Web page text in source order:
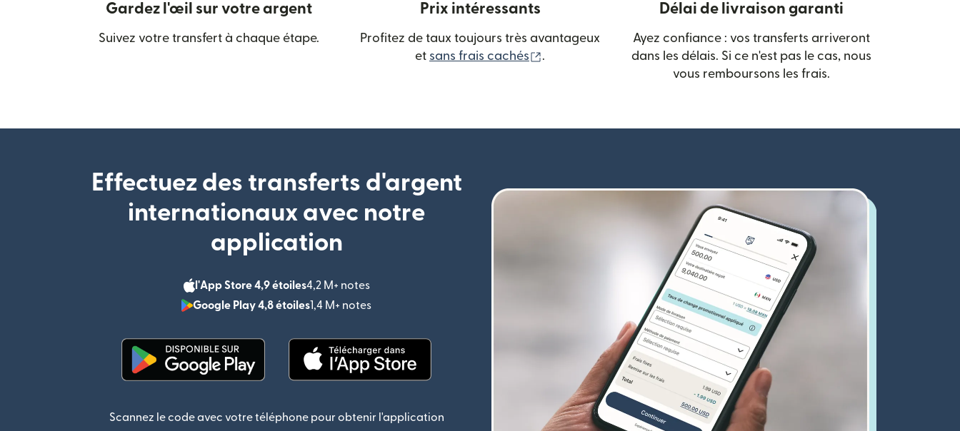
Gardez l'œil sur votre argent
Suivez votre transfert à chaque étape.
Prix intéressants
Profitez de taux toujours très avantageux
et sans frais cachés (s'ouvre dans une nouvelle fenêtre)
.
Délai de livraison garanti
Ayez confiance : vos transferts arriveront
dans les délais. Si ce n'est pas le cas, nous
vous remboursons les frais.
Effectuez des transferts d'argent
internationaux avec notre
application
l'App Store 4,9 étoiles4,2 M+ notes
(s'ouvre dans une nouvelle fenêtre)
Google Play 4,8 étoiles1,4 M+ notes
Scannez le code avec votre téléphone pour obtenir l'application